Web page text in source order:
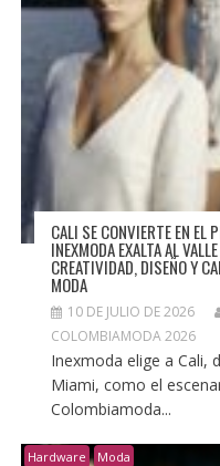
CALI SE CONVIERTE EN
INEXMODA EXALTA AL
CREATIVIDAD, DISEÑO Y
MODA
10 DE JULIO DE 2026
COLOMBIAMODA 2026
Inexmoda elige a Cali,
Miami, como el
Colombiamoda...
Hardware Moda